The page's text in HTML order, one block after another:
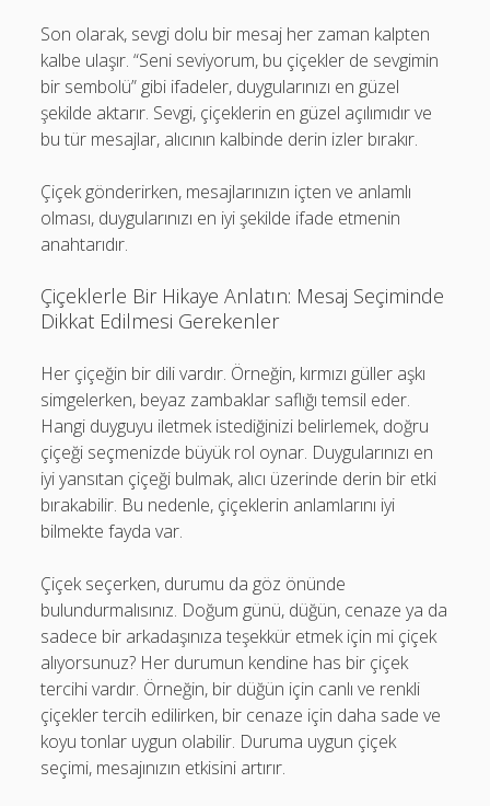
Son olarak, sevgi dolu bir mesaj her zaman kalpten
kalbe ulaşır. “Seni seviyorum, bu çiçekler de sevgimin
bir sembolü” gibi ifadeler, duygularınızı en güzel
şekilde aktarır. Sevgi, çiçeklerin en güzel açılımıdır ve
bu tür mesajlar, alıcının kalbinde derin izler bırakır.
Çiçek gönderirken, mesajlarınızın içten ve anlamlı
olması, duygularınızı en iyi şekilde ifade etmenin
anahtarıdır.
Çiçeklerle Bir Hikaye Anlatın: Mesaj Seçiminde
Dikkat Edilmesi Gerekenler
Her çiçeğin bir dili vardır. Örneğin, kırmızı güller aşkı
simgelerken, beyaz zambaklar saflığı temsil eder.
Hangi duyguyu iletmek istediğinizi belirlemek, doğru
çiçeği seçmenizde büyük rol oynar. Duygularınızı en
iyi yansıtan çiçeği bulmak, alıcı üzerinde derin bir etki
bırakabilir. Bu nedenle, çiçeklerin anlamlarını iyi
bilmekte fayda var.
Çiçek seçerken, durumu da göz önünde
bulundurmalısınız. Doğum günü, düğün, cenaze ya da
sadece bir arkadaşınıza teşekkür etmek için mi çiçek
alıyorsunuz? Her durumun kendine has bir çiçek
tercihi vardır. Örneğin, bir düğün için canlı ve renkli
çiçekler tercih edilirken, bir cenaze için daha sade ve
koyu tonlar uygun olabilir. Duruma uygun çiçek
seçimi, mesajınızın etkisini artırır.